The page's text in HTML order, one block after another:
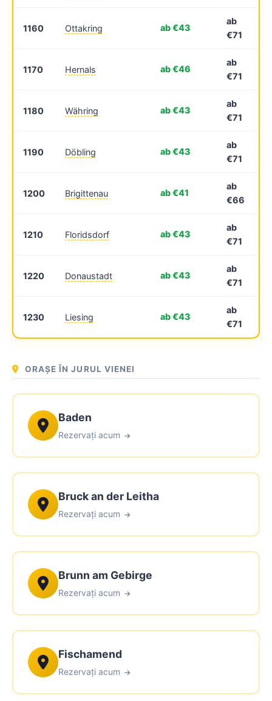
1160 Ottakring ab €43
ab
€71
1170 Hernals ab €46
ab
€71
1180 Währing ab €43
ab
€71
1190 Döbling ab €43
ab
€71
1200 Brigittenau ab €41
ab
€66
1210 Floridsdorf ab €43
ab
€71
1220 Donaustadt ab €43
ab
€71
1230 Liesing ab €43
ab
€71
ORAȘE ÎN JURUL VIENEI
Baden
Rezervați acum
Bruck an der Leitha
Rezervați acum
Brunn am Gebirge
Rezervați acum
Fischamend
Rezervați acum